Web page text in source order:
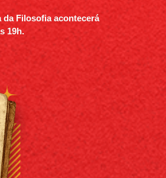
Filosofia acontecerá
19h.